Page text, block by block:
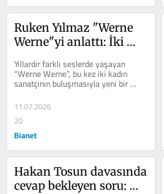
Ruken Yılmaz "Werne
Werne"yi anlattı: İki
Yıllardır farklı seslerde yaşayan
“Werne Werne”, bu kez iki kadın
sanatçının buluşmasıyla yeni bir
yolculuğa çıktı. Ruken Yılmaz,...
11.07.2026
20
Bianet
Hakan Tosun davasında
cevap bekleyen soru: